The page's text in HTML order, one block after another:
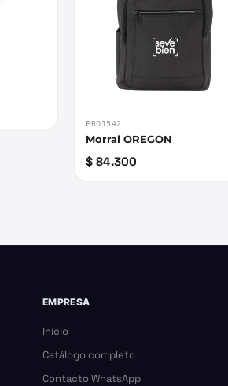
PRO1542
Morral OREGON
$ 84.300
EMPRESA
Inicio
Catálogo completo
Contacto WhatsApp